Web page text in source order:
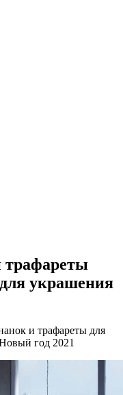
украшения
и трафареты для
год 2021